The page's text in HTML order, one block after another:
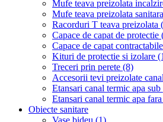
Mufe teava preizolata
Mufe teava preizolata
Racorduri T teava preizolata
Capace de capat de protectie
Capace de capat contractabile
Kituri de protectie si izolare
Treceri prin perete (8)
Accesorii tevi preizolate
Etansari canal termic apa sub
Etansari canal termic apa
Obiecte sanitare
Vase bideu (1)